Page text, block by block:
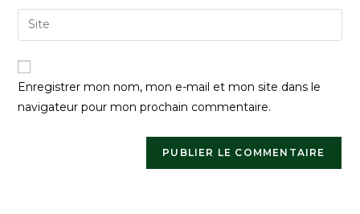
Enregistrer mon nom, mon e-mail et mon site dans le
navigateur pour mon prochain commentaire.